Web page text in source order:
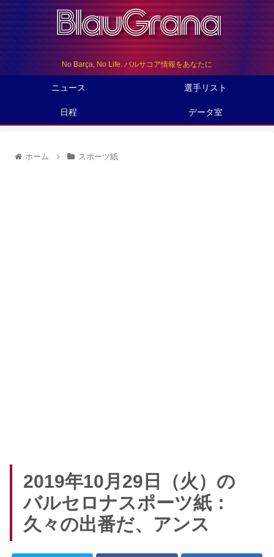
No Barça, No Life. バルサコア情報をあなたに
ニュース 選手リスト
日程 データ室
ホーム スポーツ紙
2019年10月29日（火）の
バルセロナスポーツ紙：
久々の出番だ、アンス